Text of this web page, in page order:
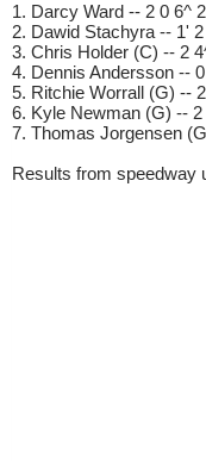
1. Darcy Ward -- 2 0 6^
2. Dawid Stachyra -- 1'
3. Chris Holder (C) -- 2
4. Dennis Andersson --
5. Ritchie Worrall (G) --
6. Kyle Newman (G) -- 2
7. Thomas Jorgensen
Results from speedway